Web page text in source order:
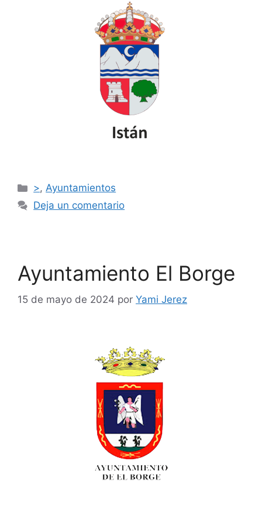
>,Ayuntamientos
Deja un comentario
Ayuntamiento El Borge
15 de mayo de 2024 por Yami Jerez